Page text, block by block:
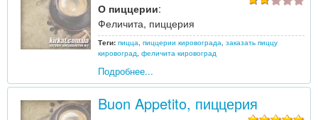
О пиццерии:
Феличита, пиццерия
Теги: пицца пиццерии кировограда заказать пиццу
кировоград феличита кировоград
Подробнее...
Buon Appetito, пиццерия